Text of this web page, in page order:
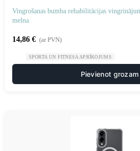
Vingrošanas bumba rehabilitācijas
melna
14,86 € (ar PVN)
SPORTA UN FITNESA APRĪKOJUMS
Pievienot grozam